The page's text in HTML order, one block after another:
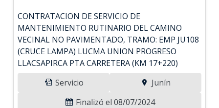
CONTRATACION DE SERVICIO DE
MANTENIMIENTO RUTINARIO DEL CAMINO
VECINAL NO PAVIMENTADO, TRAMO: EMP JU108
(CRUCE LAMPA) LUCMA UNION PROGRESO
LLACSAPIRCA PTA CARRETERA (KM 17+220)
Servicio
Junín
Finalizó el 08/07/2024